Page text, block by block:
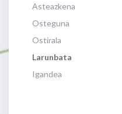
Asteazkena
Osteguna
Ostirala
Larunbata
Igandea